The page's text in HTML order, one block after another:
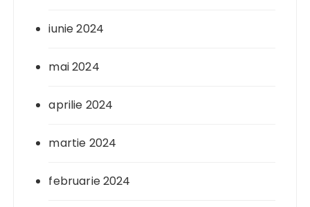
iunie 2024
mai 2024
aprilie 2024
martie 2024
februarie 2024